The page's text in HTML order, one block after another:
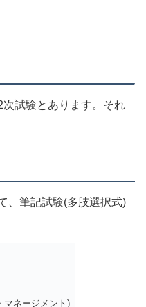
試験とあります。それ
、筆記試験(多肢選択式)
マネージメント)